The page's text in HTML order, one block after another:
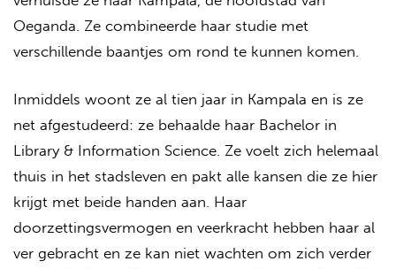
Oeganda. Ze combineerde haar studie met
verschillende baantjes om rond te kunnen komen.
Inmiddels woont ze al tien jaar in Kampala en is ze
net afgestudeerd: ze behaalde haar Bachelor in
Library & Information Science. Ze voelt zich helemaal
thuis in het stadsleven en pakt alle kansen die ze hier
krijgt met beide handen aan. Haar
doorzettingsvermogen en veerkracht hebben haar al
ver gebracht en ze kan niet wachten om zich verder